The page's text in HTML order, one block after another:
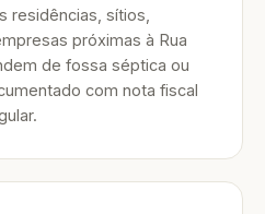
residências, sítios,
próximas à Rua
de fossa séptica ou
com nota fiscal